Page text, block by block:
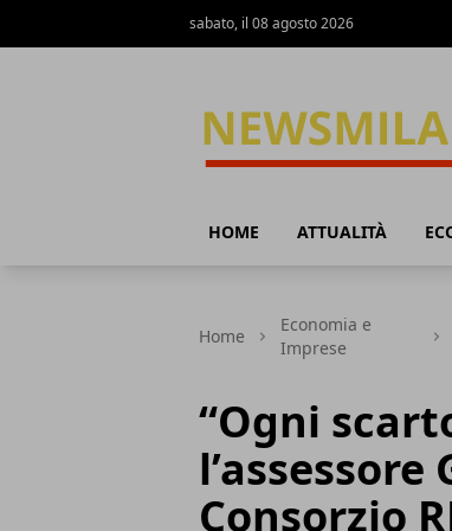
sabato, il 08 agosto 2026
HOME ATTUALITÀ
Home
Economia e
Imprese
“Ogni
Consorzio